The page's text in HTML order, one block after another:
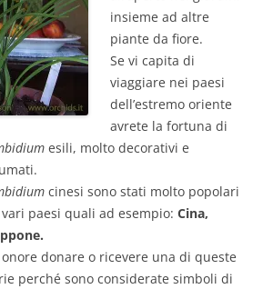
insieme ad altre
piante da fiore.
Se vi capita di
viaggiare nei paesi
dell’estremo oriente
avrete la fortuna di
esili, molto decorativi e
cinesi sono stati molto popolari
paesi quali ad esempio: Cina,
donare o ricevere una di queste
perché sono considerate simboli di